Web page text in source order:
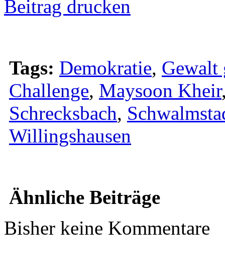
Beitrag drucken
Tags: Demokratie, Gewalt
Challenge, Maysoon Kheir
Schrecksbach,
Willingshausen
Ähnliche Beiträge
Bisher keine Kommentare